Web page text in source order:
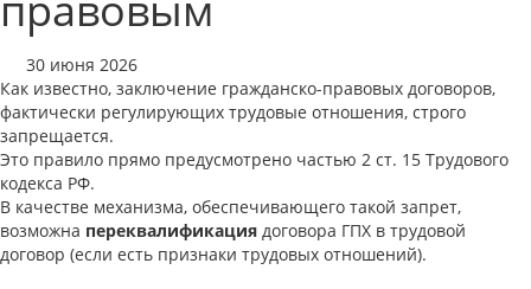
30 июня 2026
Как известно, заключение гражданско-правовых договоров,
фактически регулирующих трудовые отношения, строго
запрещается.
Это правило прямо предусмотрено частью 2 ст. 15 Трудового
кодекса РФ.
В качестве механизма, обеспечивающего такой запрет,
возможна переквалификация договора ГПХ в трудовой
договор (если есть признаки трудовых отношений).